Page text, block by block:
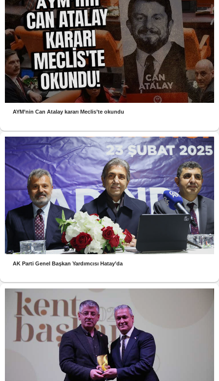
AYM’nin Can Atalay kararı Meclis’te okundu
AK Parti Genel Başkan Yardımcısı Hatay’da